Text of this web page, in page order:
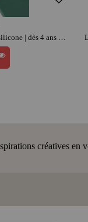
créatives en